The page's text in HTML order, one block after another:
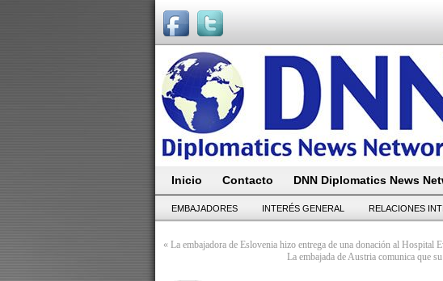
Inicio Contacto DNN Diplomatics News
EMBAJADORES INTERÉS GENERAL RELACIONES
« La embajadora de Eslovenia hizo entrega de una donación al Hospital
La embajada de Austria comunica que